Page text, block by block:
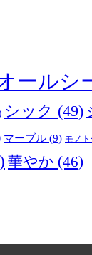
ールシ
シック (49)
マーブル (9) モノト
華やか (46)